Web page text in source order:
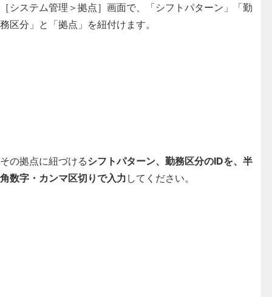
［システム管理＞拠点］画面で、「シフトパターン」「勤
務区分」と「拠点」を紐付けます。
その拠点に紐づけるシフトパターン、勤務区分のIDを、半
角数字・カンマ区切りで入力 してください。